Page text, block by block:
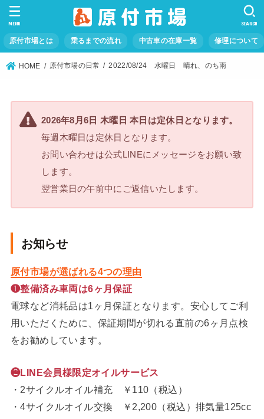
原付市場とは 乗るまでの流れ 中古車の在庫一覧 修理について
SEARCH
MENU
HOME 原付市場の日常 2022/08/24 水曜日 晴れ、のち雨
2026年8月6日 木曜日 本日は定休日となります。
毎週木曜日は定休日となります。
お問い合わせは公式LINEにメッセージをお願い致
します。
翌営業日の午前中にご返信いたします。
お知らせ
原付市場が選ばれる4つの理由
❶整備済み車両は6ヶ月保証
電球など消耗品は1ヶ月保証となります。安心してご利
用いただくために、保証期間が切れる直前の6ヶ月点検
をお勧めしています。
❷LINE会員様限定オイルサービス
・2サイクルオイル補充 ￥110（税込）
・4サイクルオイル交換 ￥2,200（税込）排気量125cc